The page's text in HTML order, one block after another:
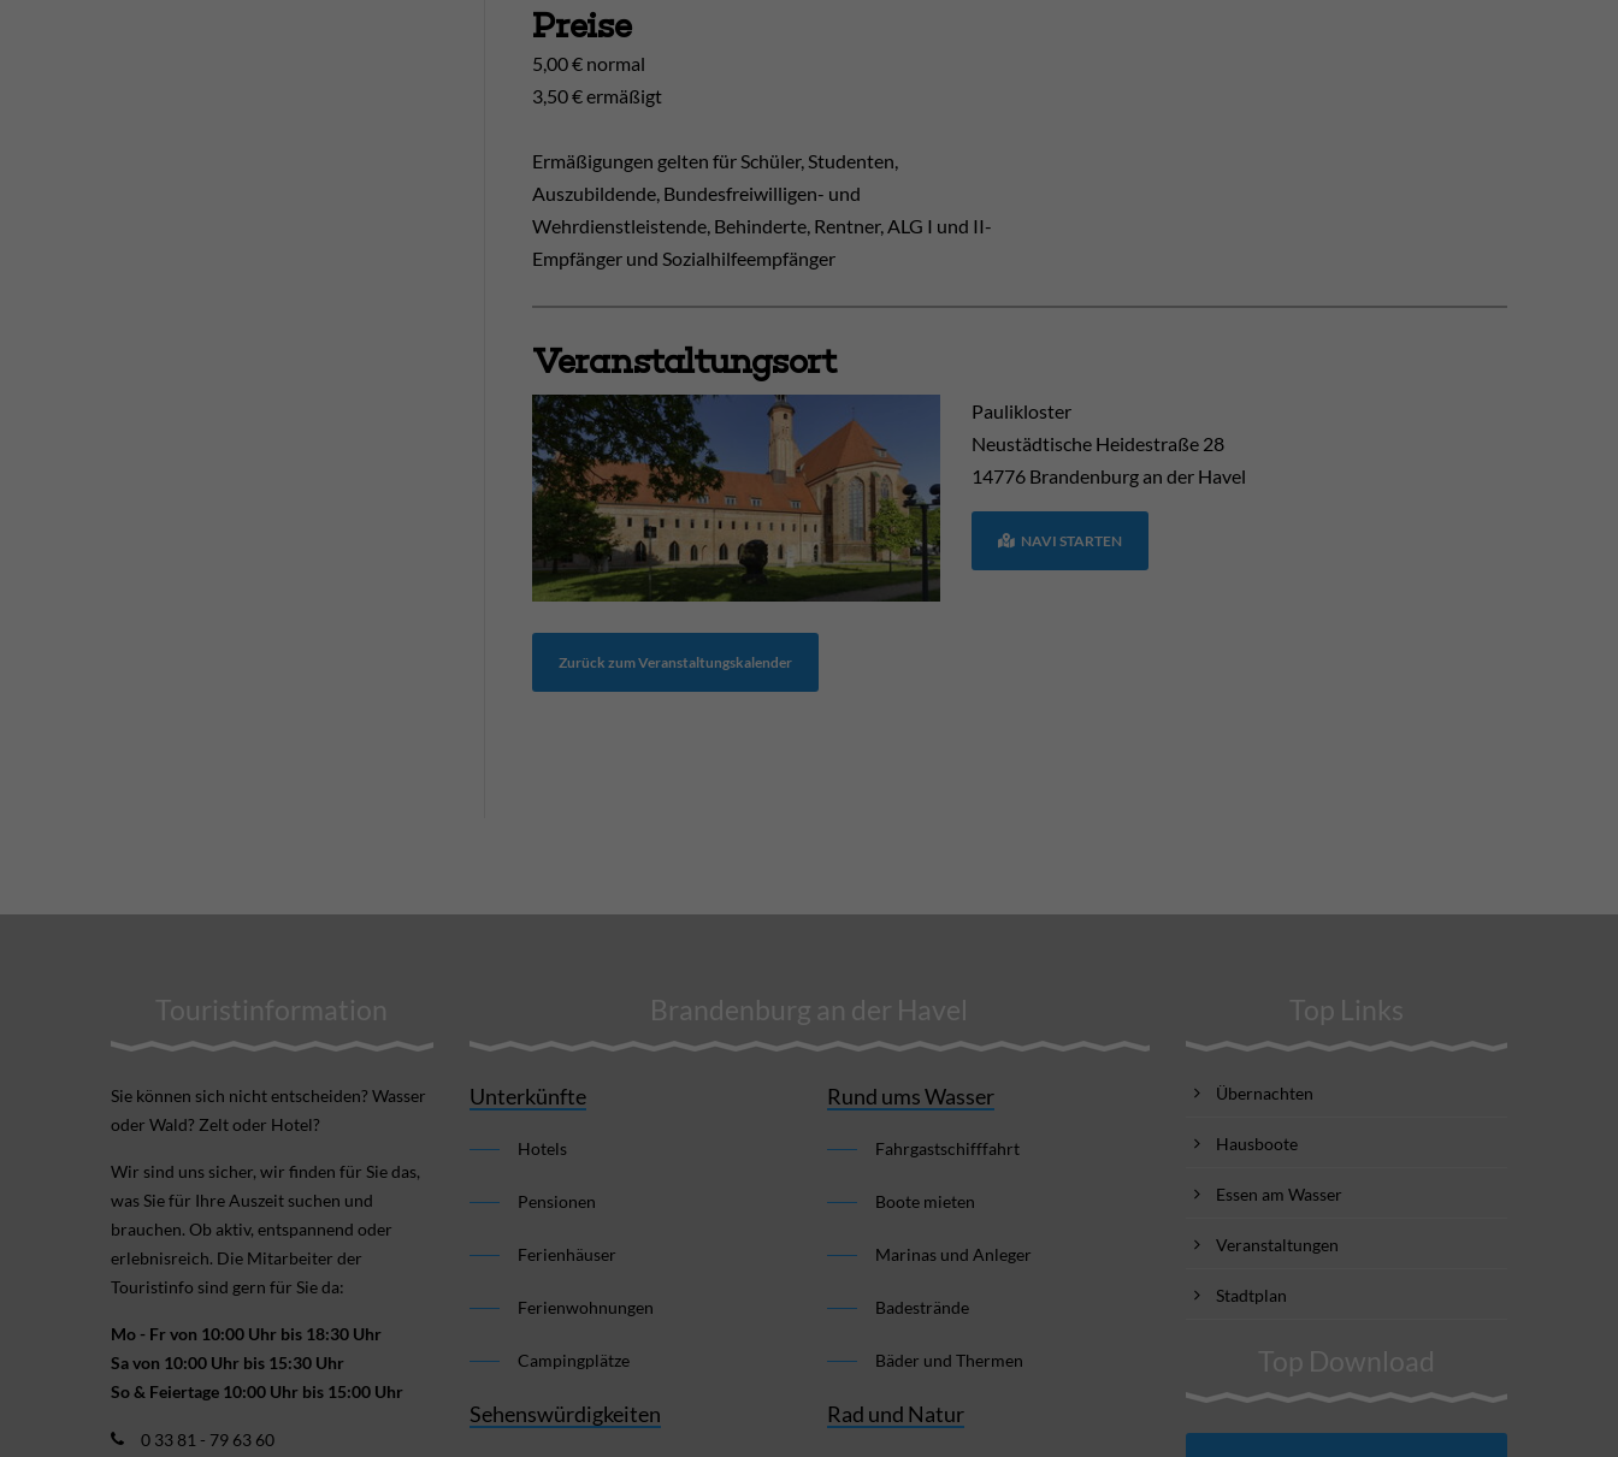
Preise
5,00 € normal
3,50 € ermäßigt
Ermäßigungen gelten für Schüler, Studenten,
Auszubildende, Bundesfreiwilligen- und
Wehrdienstleistende, Behinderte, Rentner, ALG I und II-
Empfänger und Sozialhilfeempfänger
Veranstaltungsort
Paulikloster
Neustädtische Heidestraße 28
14776 Brandenburg an der Havel
NAVI STARTEN
Zurück zum Veranstaltungskalender
Touristinformation
Sie können sich nicht ent­scheiden? Wasser
oder Wald? Zelt oder Hotel?
Wir sind uns sicher, wir finden für Sie das,
was Sie für Ihre Aus­zeit suchen und
brauchen. Ob aktiv, ent­spannend oder
erlebnis­reich. Die Mitarbeiter der
Touristinfo sind gern für Sie da:
Mo - Fr von 10:00 Uhr bis 18:30 Uhr
Sa von 10:00 Uhr bis 15:30 Uhr
So & Feiertage 10:00 Uhr bis 15:00 Uhr
0 33 81 - 79 63 60
Brandenburg an der Havel
Unterkünfte
Hotels
Pensionen
Ferienhäuser
Ferienwohnungen
Campingplätze
Sehenswürdigkeiten
Rund ums Wasser
Fahrgastschifffahrt
Boote mieten
Marinas und Anleger
Badestrände
Bäder und Thermen
Rad und Natur
Top Links
Übernachten
Hausboote
Essen am Wasser
Veranstaltungen
Stadtplan
Top Download